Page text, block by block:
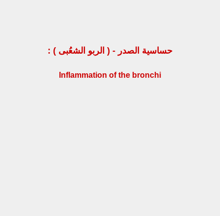
حساسية الصدر - ( الربو الشعُبى ) :
Inflammation of the bronchi